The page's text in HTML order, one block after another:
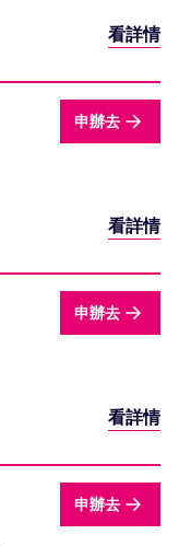
看詳情
申辦去
看詳情
申辦去
看詳情
申辦去